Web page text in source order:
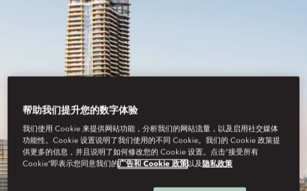
帮助我们提升您的数字体验
我们使用 Cookie 来提供网站功能，分析我们的网站流量，以及启用社交媒体
功能性。Cookie 设置说明了我们使用的不同 Cookie。我们的 Cookie 政策提
供更多的信息，并且说明了如何修改您的 Cookie 设置。点击“接受所有
Cookie”即表示您同意我们的广告和 Cookie 政策以及 隐私政策